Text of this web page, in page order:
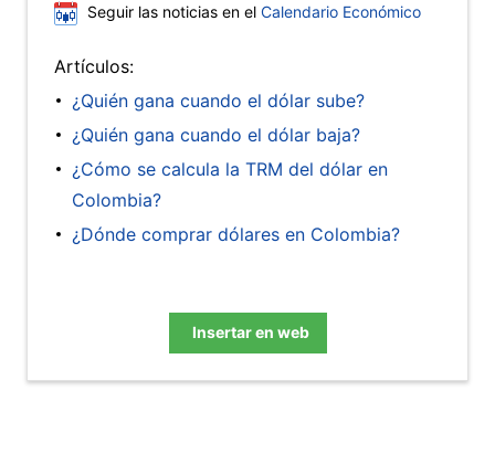
Seguir las noticias en el Calendario Económico
Artículos:
¿Quién gana cuando el dólar sube?
¿Quién gana cuando el dólar baja?
¿Cómo se calcula la TRM del dólar en
Colombia?
¿Dónde comprar dólares en Colombia?
Insertar en web